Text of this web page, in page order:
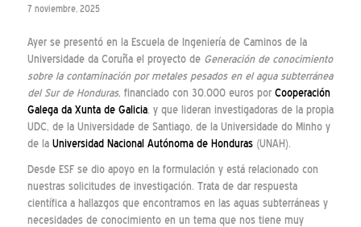
7 noviembre, 2025
Ayer se presentó en la Escuela de Ingeniería de Caminos de la
Universidade da Coruña el proyecto de Generación de conocimiento
sobre la contaminación por metales pesados en el agua subterránea
del Sur de Honduras, financiado con 30.000 euros por Cooperación
Galega da Xunta de Galicia, y que lideran investigadoras de la propia
UDC, de la Universidade de Santiago, de la Universidade do Minho y
de la Universidad Nacional Autónoma de Honduras(UNAH).
Desde ESF se dio apoyo en la formulación y está relacionado con
nuestras solicitudes de investigación. Trata de dar respuesta
científica a hallazgos que encontramos en las aguas subterráneas y
necesidades de conocimiento en un tema que nos tiene muy